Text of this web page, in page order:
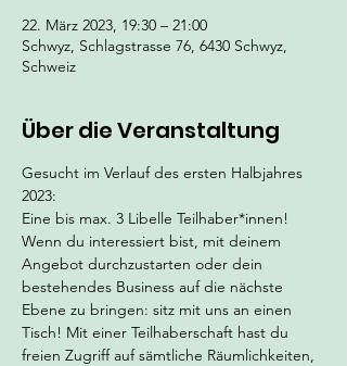
22. März 2023, 19:30 – 21:00
Schwyz, Schlagstrasse 76, 6430 Schwyz,
Schweiz
Über die Veranstaltung
Gesucht im Verlauf des ersten Halbjahres
2023:
Eine bis max. 3 Libelle Teilhaber*innen!
Wenn du interessiert bist, mit deinem
Angebot durchzustarten oder dein
bestehendes Business auf die nächste
Ebene zu bringen: sitz mit uns an einen
Tisch! Mit einer Teilhaberschaft hast du
freien Zugriff auf sämtliche Räumlichkeiten,